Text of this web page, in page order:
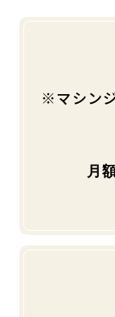
会員様へのお知らせ
オプション料金
入
クレジットカード
料
入会を悩まれている
アクセス
JOYFIT総合トップ
JOYFIT+
※マシン